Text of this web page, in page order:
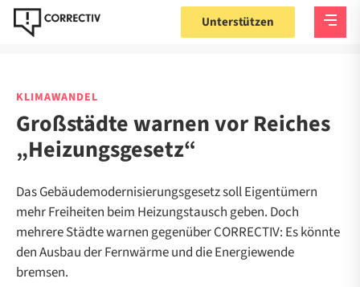
Unterstützen
KLIMAWANDEL
Großstädte warnen vor Reiches
„Heizungsgesetz“
Das Gebäudemodernisierungsgesetz soll Eigentümern
mehr Freiheiten beim Heizungstausch geben. Doch
mehrere Städte warnen gegenüber CORRECTIV: Es könnte
den Ausbau der Fernwärme und die Energiewende
bremsen.